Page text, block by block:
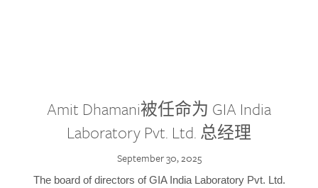
Amit Dhamani被任命为 GIA India
Laboratory Pvt. Ltd. 总经理
September 30, 2025
The board of directors of GIA India Laboratory Pvt. Ltd.